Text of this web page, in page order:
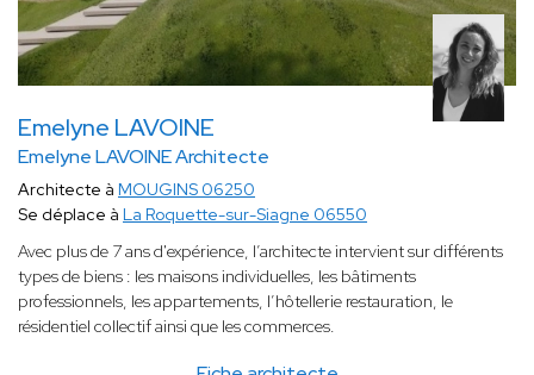
Emelyne LAVOINE
Emelyne LAVOINE Architecte
Architecte à MOUGINS 06250
Se déplace à La Roquette-sur-Siagne 06550
Avec plus de 7 ans d'expérience, l’architecte intervient sur différents
types de biens : les maisons individuelles, les bâtiments
professionnels, les appartements, l’hôtellerie restauration, le
résidentiel collectif ainsi que les commerces.